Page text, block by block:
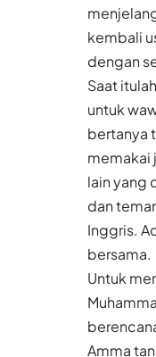
kembali
dengan
Saat
untuk
bertanya
memakai
lain yang
dan
Inggris.
bersama.
Untuk
Amma